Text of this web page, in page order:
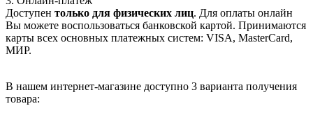
Доступен только для физических лиц. Для оплаты онлайн
Вы можете воспользоваться банковской картой. Принимаются
карты всех основных платежных систем: VISA, MasterCard,
МИР.
В нашем интернет-магазине доступно 3 варианта получения
товара: